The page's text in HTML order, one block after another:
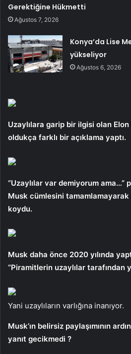
Gerektiğine Hükmetti
Ağustos 7, 2026
Konya’da Lise
yükseliyor
Ağustos 6, 2026
Uzaylılara garip bir ilgisi olan
oldukça farklı bir açıklama yaptı.
“Uzaylılar var demiyorum ama…”
Musk cümlesini
koydu.
Musk daha önce 2020 yılında
“Piramitlerin uzaylılar tarafından
Yani uzaylıların varlığına inanıyor.
Musk’ın belirsiz paylaşımının
yanıt gecikmedi ?